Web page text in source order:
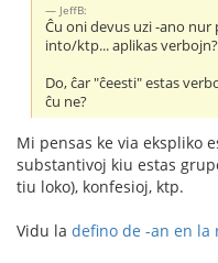
JeffB:
Ĉu oni devus uzi -ano
into/ktp... aplikas verbojn?
Do, ĉar "ĉeesti" estas
ĉu ne?
Mi pensas ke via ekspliko
substantivoj kiu estas
tiu loko), konfesioj, ktp.
Vidu la defino de -an en la